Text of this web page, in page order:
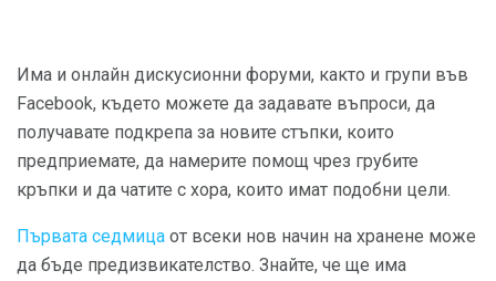
Има и онлайн дискусионни форуми, както и групи във
Facebook, където можете да задавате въпроси, да
получавате подкрепа за новите стъпки, които
предприемате, да намерите помощ чрез грубите
кръпки и да чатите с хора, които имат подобни цели.
Първата седмица от всеки нов начин на хранене може
да бъде предизвикателство. Знайте, че ще има